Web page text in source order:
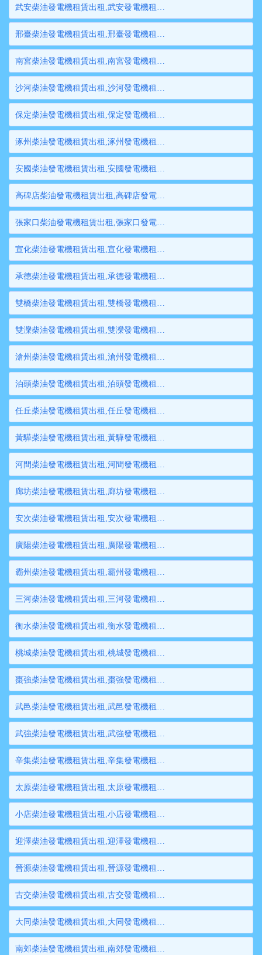
武安柴油發電機租賃出租,武安發電機租賃,武安發電機出租,武安大型發電機租賃,武安大型發電機出租
邢臺柴油發電機租賃出租,邢臺發電機租賃,邢臺發電機出租,邢臺大型發電機租賃,邢臺大型發電機出租
南宮柴油發電機租賃出租,南宮發電機租賃,南宮發電機出租,南宮大型發電機租賃,南宮大型發電機出租
沙河柴油發電機租賃出租,沙河發電機租賃,沙河發電機出租,沙河大型發電機租賃,沙河大型發電機出租
保定柴油發電機租賃出租,保定發電機租賃,保定發電機出租,保定大型發電機租賃,保定大型發電機出租
涿州柴油發電機租賃出租,涿州發電機租賃,涿州發電機出租,涿州大型發電機租賃,涿州大型發電機出租
安國柴油發電機租賃出租,安國發電機租賃,安國發電機出租,安國大型發電機租賃,安國大型發電機出租
高碑店柴油發電機租賃出租,高碑店發電機租賃,高碑店發電機出租,高碑店大型發電機租賃,高碑店大型發電機出租
張家口柴油發電機租賃出租,張家口發電機租賃,張家口發電機出租,張家口大型發電機租賃,張家口大型發電機出租
宣化柴油發電機租賃出租,宣化發電機租賃,宣化發電機出租,宣化大型發電機租賃,宣化大型發電機出租
承德柴油發電機租賃出租,承德發電機租賃,承德發電機出租,承德大型發電機租賃,承德大型發電機出租
雙橋柴油發電機租賃出租,雙橋發電機租賃,雙橋發電機出租,雙橋大型發電機租賃,雙橋大型發電機出租
雙灤柴油發電機租賃出租,雙灤發電機租賃,雙灤發電機出租,雙灤大型發電機租賃,雙灤大型發電機出租
滄州柴油發電機租賃出租,滄州發電機租賃,滄州發電機出租,滄州大型發電機租賃,滄州大型發電機出租
泊頭柴油發電機租賃出租,泊頭發電機租賃,泊頭發電機出租,泊頭大型發電機租賃,泊頭大型發電機出租
任丘柴油發電機租賃出租,任丘發電機租賃,任丘發電機出租,任丘大型發電機租賃,任丘大型發電機出租
黃驊柴油發電機租賃出租,黃驊發電機租賃,黃驊發電機出租,黃驊大型發電機租賃,黃驊大型發電機出租
河間柴油發電機租賃出租,河間發電機租賃,河間發電機出租,河間大型發電機租賃,河間大型發電機出租
廊坊柴油發電機租賃出租,廊坊發電機租賃,廊坊發電機出租,廊坊大型發電機租賃,廊坊大型發電機出租
安次柴油發電機租賃出租,安次發電機租賃,安次發電機出租,安次大型發電機租賃,安次大型發電機出租
廣陽柴油發電機租賃出租,廣陽發電機租賃,廣陽發電機出租,廣陽大型發電機租賃,廣陽大型發電機出租
霸州柴油發電機租賃出租,霸州發電機租賃,霸州發電機出租,霸州大型發電機租賃,霸州大型發電機出租
三河柴油發電機租賃出租,三河發電機租賃,三河發電機出租,三河大型發電機租賃,三河大型發電機出租
衡水柴油發電機租賃出租,衡水發電機租賃,衡水發電機出租,衡水大型發電機租賃,衡水大型發電機出租
桃城柴油發電機租賃出租,桃城發電機租賃,桃城發電機出租,桃城大型發電機租賃,桃城大型發電機出租
棗強柴油發電機租賃出租,棗強發電機租賃,棗強發電機出租,棗強大型發電機租賃,棗強大型發電機出租
武邑柴油發電機租賃出租,武邑發電機租賃,武邑發電機出租,武邑大型發電機租賃,武邑大型發電機出租
武強柴油發電機租賃出租,武強發電機租賃,武強發電機出租,武強大型發電機租賃,武強大型發電機出租
辛集柴油發電機租賃出租,辛集發電機租賃,辛集發電機出租,辛集大型發電機租賃,辛集大型發電機出租
太原柴油發電機租賃出租,太原發電機租賃,太原發電機出租,太原大型發電機租賃,太原大型發電機出租
小店柴油發電機租賃出租,小店發電機租賃,小店發電機出租,小店大型發電機租賃,小店大型發電機出租
迎澤柴油發電機租賃出租,迎澤發電機租賃,迎澤發電機出租,迎澤大型發電機租賃,迎澤大型發電機出租
晉源柴油發電機租賃出租,晉源發電機租賃,晉源發電機出租,晉源大型發電機租賃,晉源大型發電機出租
古交柴油發電機租賃出租,古交發電機租賃,古交發電機出租,古交大型發電機租賃,古交大型發電機出租
大同柴油發電機租賃出租,大同發電機租賃,大同發電機出租,大同大型發電機租賃,大同大型發電機出租
南郊柴油發電機租賃出租,南郊發電機租賃,南郊發電機出租,南郊大型發電機租賃,南郊大型發電機出租